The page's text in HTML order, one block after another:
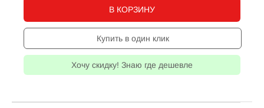
В КОРЗИНУ
Купить в один клик
Хочу скидку! Знаю где дешевле